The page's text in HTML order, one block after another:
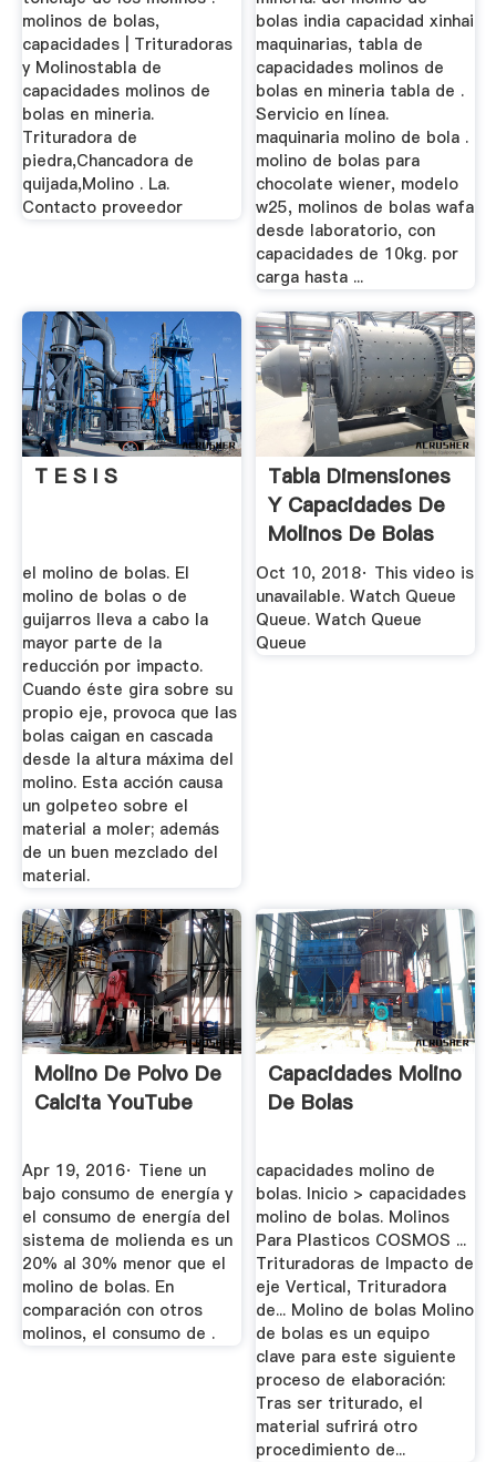
molinos de bolas,
capacidades | Trituradoras
y Molinostabla de
capacidades molinos de
bolas en mineria.
Trituradora de
piedra,Chancadora de
quijada,Molino . La.
Contacto proveedor
bolas india capacidad xinhai
maquinarias, tabla de
capacidades molinos de
bolas en mineria tabla de .
Servicio en línea.
maquinaria molino de bola .
molino de bolas para
chocolate wiener, modelo
w25, molinos de bolas wafa
desde laboratorio, con
capacidades de 10kg. por
carga hasta ...
T E S I S
el molino de bolas. El
molino de bolas o de
guijarros lleva a cabo la
mayor parte de la
reducción por impacto.
Cuando éste gira sobre su
propio eje, provoca que las
bolas caigan en cascada
desde la altura máxima del
molino. Esta acción causa
un golpeteo sobre el
material a moler; además
de un buen mezclado del
material.
Tabla Dimensiones
Y Capacidades De
Molinos De Bolas
YouTube
Oct 10, 2018· This video is
unavailable. Watch Queue
Queue. Watch Queue
Queue
Molino De Polvo De
Calcita YouTube
Apr 19, 2016· Tiene un
bajo consumo de energía y
el consumo de energía del
sistema de molienda es un
20% al 30% menor que el
molino de bolas. En
comparación con otros
molinos, el consumo de .
Capacidades Molino
De Bolas
capacidades molino de
bolas. Inicio > capacidades
molino de bolas. Molinos
Para Plasticos COSMOS ...
Trituradoras de Impacto de
eje Vertical, Trituradora
de... Molino de bolas Molino
de bolas es un equipo
clave para este siguiente
proceso de elaboración:
Tras ser triturado, el
material sufrirá otro
procedimiento de...